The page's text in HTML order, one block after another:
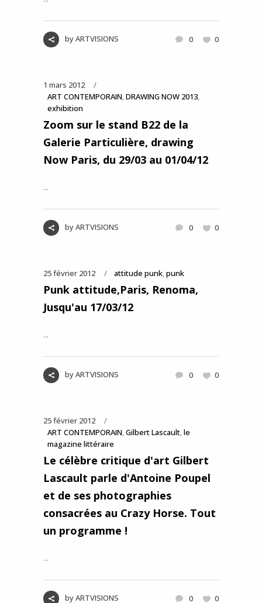
byARTVISIONS 0 0
1 mars 2012
ART CONTEMPORAIN,DRAWING NOW 2013,
exhibition
Zoom sur le stand B22 de la
Galerie Particulière, drawing
Now Paris, du 29/03 au 01/04/12
...
byARTVISIONS 0 0
25 février 2012 attitude punk,punk
Punk attitude,Paris, Renoma,
Jusqu'au 17/03/12
...
byARTVISIONS 0 0
25 février 2012
ART CONTEMPORAIN,Gilbert Lascault,le
magazine littéraire
Le célèbre critique d'art Gilbert
Lascault parle d'Antoine Poupel
et de ses photographies
consacrées au Crazy Horse. Tout
un programme !
...
byARTVISIONS 0 0